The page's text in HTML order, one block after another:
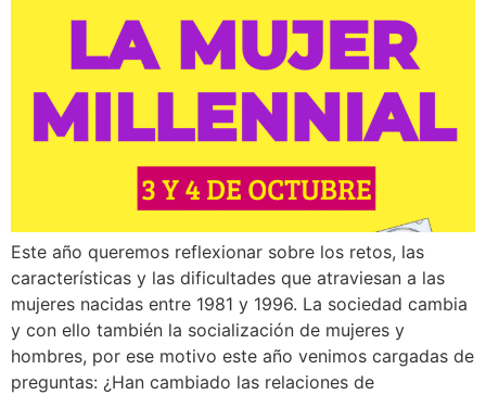
Este año queremos reflexionar sobre los retos, las
características y las dificultades que atraviesan a las
mujeres nacidas entre 1981 y 1996. La sociedad cambia
y con ello también la socialización de mujeres y
hombres, por ese motivo este año venimos cargadas de
preguntas: ¿Han cambiado las relaciones de